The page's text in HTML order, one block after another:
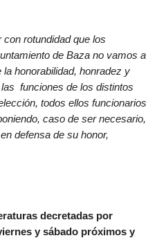
rotundidad que los
de Baza no vamos a
honorabilidad, honradez y
funciones de los distintos
todos ellos funcionarios
caso de ser necesario,
defensa de su honor,
decretadas por
y sábado próximos y